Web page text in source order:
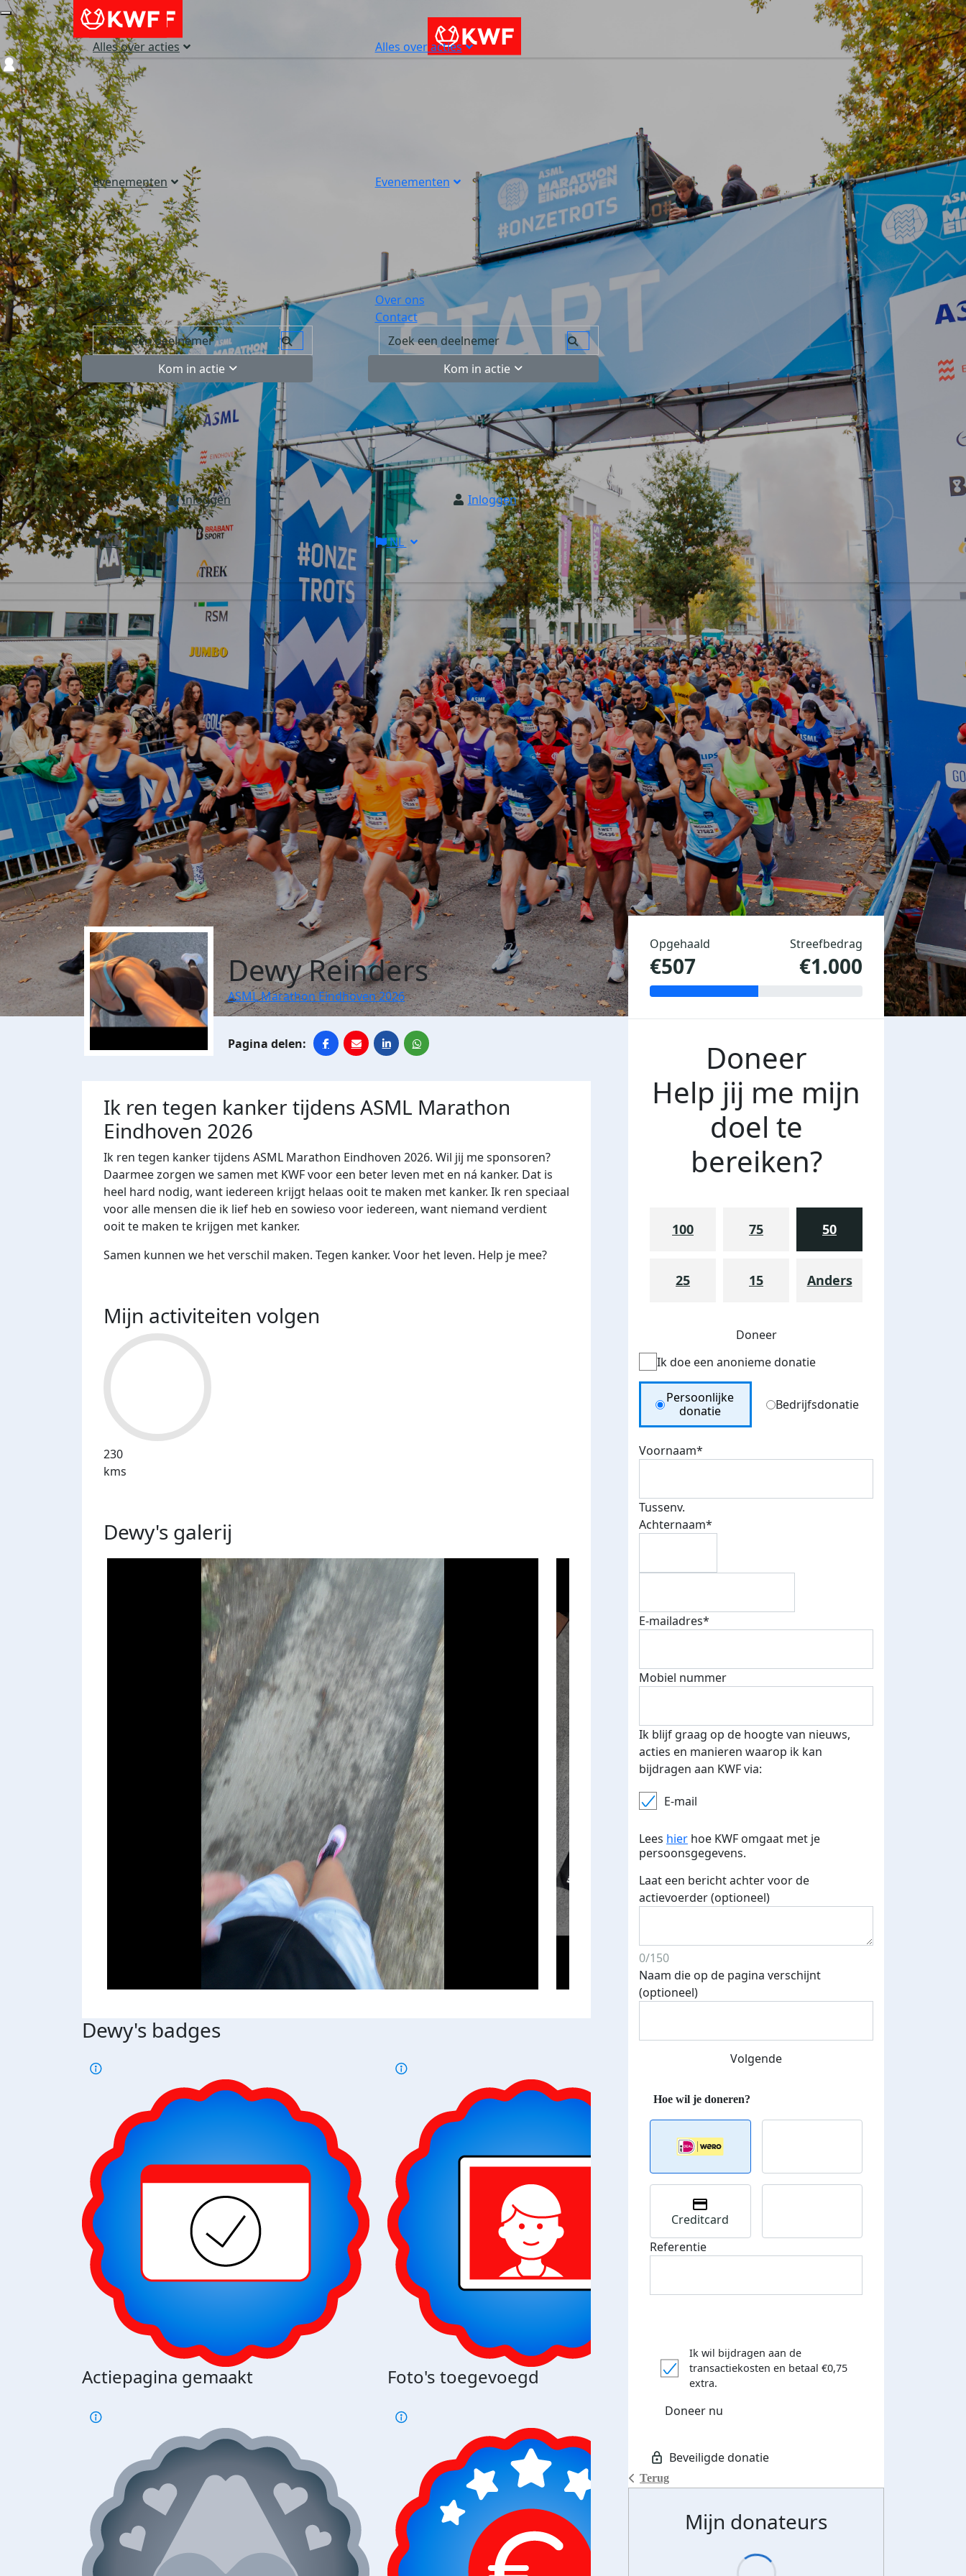
Alles over acties
Evenementen
Over ons
Contact
Kom in actie
Inloggen
NL
Alles over acties
Evenementen
Over ons
Contact
Kom in actie
Inloggen
NL
Login
Dewy Reinders
ASML Marathon Eindhoven 2026
Ik ren tegen kanker tijdens ASML Marathon
Eindhoven 2026
Ik ren tegen kanker tijdens ASML Marathon Eindhoven 2026. Wil jij me sponsoren?
Daarmee zorgen we samen met KWF voor een beter leven met en ná kanker. Dat is
heel hard nodig, want iedereen krijgt helaas ooit te maken met kanker. Ik ren speciaal
voor alle mensen die ik lief heb en sowieso voor iedereen, want niemand verdient
ooit te maken te krijgen met kanker.
Samen kunnen we het verschil maken. Tegen kanker. Voor het leven. Help je mee?
Mijn activiteiten volgen
230
kms
Dewy's galerij
Dewy's badges
Actiepagina gemaakt Foto's toegevoegd E-mails verstuurd
Bij 500 euro aan donaties ontvang
je je speciale KWF t-shirt!
Opgehaald
€507
Streefbedrag
€1.000
Doneer
Help jij me mijn
doel te
bereiken?
100 75 50
25 15 Anders
Doneer
Ik doe een anonieme donatie
Donation Type
Persoonlijke
donatie
Bedrijfsdonatie
Voornaam*
Tussenv.
Achternaam*
E-mailadres*
Mobiel nummer
Ik blijf graag op de hoogte van nieuws,
acties en manieren waarop ik kan
bijdragen aan KWF via:
E-mail
Lees hier hoe KWF omgaat met je
persoonsgegevens.
Laat een bericht achter voor de
actievoerder (optioneel)
0/150
Naam die op de pagina verschijnt
(optioneel)
Volgende
Terug
Creditcard
Referentie
Ik wil bijdragen aan de
transactiekosten en betaal €0,75
extra.
Doneer nu
Mijn donateurs